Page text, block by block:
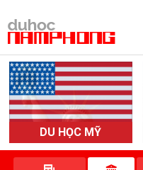
DU HỌC MỸ
TRANG CHỦ
QUỐC GIA
EVENTS
DỊCH VỤ